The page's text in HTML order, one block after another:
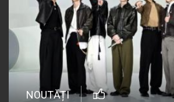
NOUTĂȚI